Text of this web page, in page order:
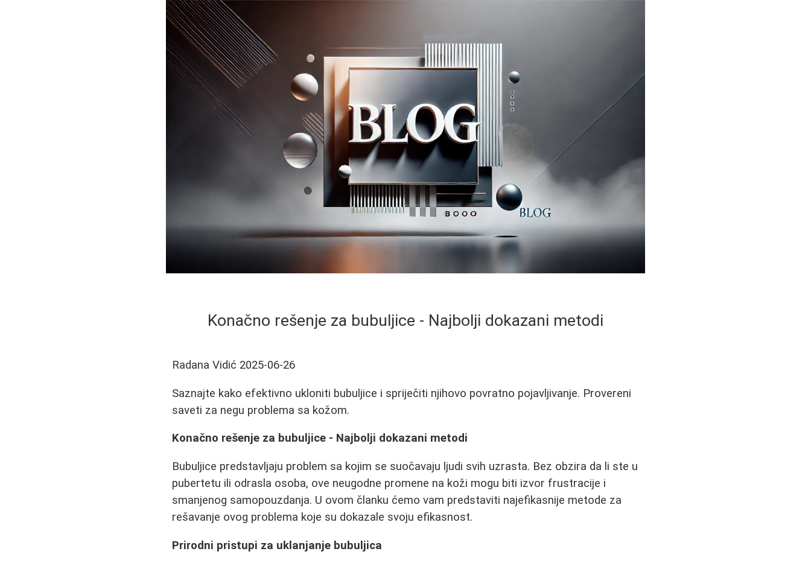
Konačno rešenje za bubuljice - Najbolji dokazani metodi
Radana Vidić 2025-06-26
Saznajte kako efektivno ukloniti bubuljice i spriječiti njihovo povratno pojavljivanje. Provereni
saveti za negu problema sa kožom.
Konačno rešenje za bubuljice - Najbolji dokazani metodi
Bubuljice predstavljaju problem sa kojim se suočavaju ljudi svih uzrasta. Bez obzira da li ste u
pubertetu ili odrasla osoba, ove neugodne promene na koži mogu biti izvor frustracije i
smanjenog samopouzdanja. U ovom članku ćemo vam predstaviti najefikasnije metode za
rešavanje ovog problema koje su dokazale svoju efikasnost.
Prirodni pristupi za uklanjanje bubuljica